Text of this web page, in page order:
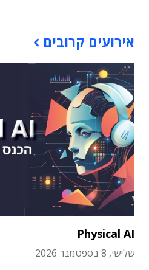
אירועים קרובים
Physical AI
שלישי, 8 בספטמבר 2026